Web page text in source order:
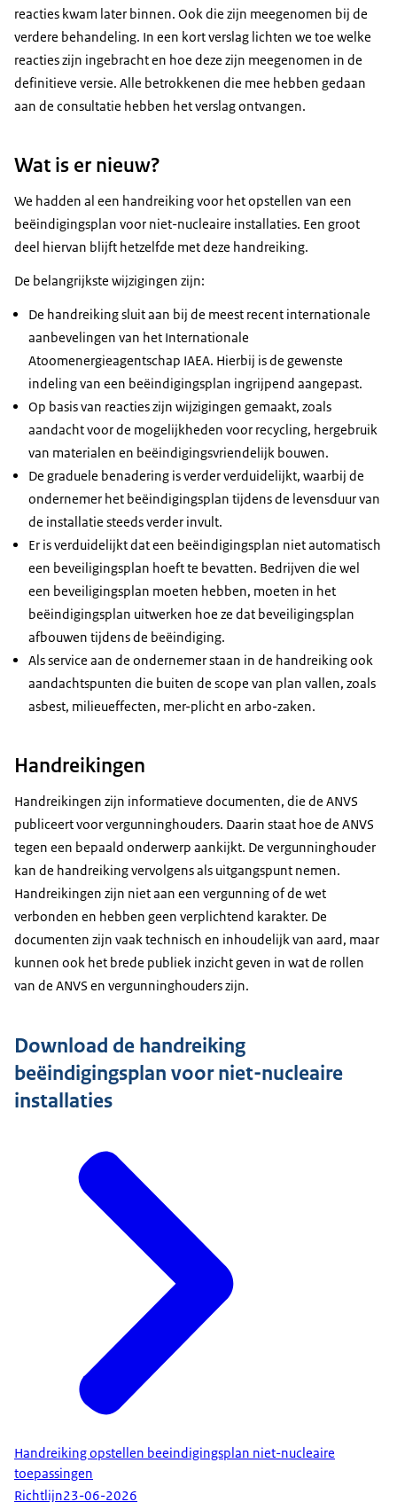
reacties kwam later binnen. Ook die zijn meegenomen bij de
verdere behandeling. In een kort verslag lichten we toe welke
reacties zijn ingebracht en hoe deze zijn meegenomen in de
definitieve versie. Alle betrokkenen die mee hebben gedaan
aan de consultatie hebben het verslag ontvangen.
Wat is er nieuw?
We hadden al een handreiking voor het opstellen van een
beëindigingsplan voor niet-nucleaire installaties. Een groot
deel hiervan blijft hetzelfde met deze handreiking.
De belangrijkste wijzigingen zijn:
De handreiking sluit aan bij de meest recent internationale
aanbevelingen van het Internationale
Atoomenergieagentschap IAEA. Hierbij is de gewenste
indeling van een beëindigingsplan ingrijpend aangepast.
Op basis van reacties zijn wijzigingen gemaakt, zoals
aandacht voor de mogelijkheden voor recycling, hergebruik
van materialen en beëindigingsvriendelijk bouwen.
De graduele benadering is verder verduidelijkt, waarbij de
ondernemer het beëindigingsplan tijdens de levensduur van
de installatie steeds verder invult.
Er is verduidelijkt dat een beëindigingsplan niet automatisch
een beveiligingsplan hoeft te bevatten. Bedrijven die wel
een beveiligingsplan moeten hebben, moeten in het
beëindigingsplan uitwerken hoe ze dat beveiligingsplan
afbouwen tijdens de beëindiging.
Als service aan de ondernemer staan in de handreiking ook
aandachtspunten die buiten de scope van plan vallen, zoals
asbest, milieueffecten, mer-plicht en arbo-zaken.
Handreikingen
Handreikingen zijn informatieve documenten, die de ANVS
publiceert voor vergunninghouders. Daarin staat hoe de ANVS
tegen een bepaald onderwerp aankijkt. De vergunninghouder
kan de handreiking vervolgens als uitgangspunt nemen.
Handreikingen zijn niet aan een vergunning of de wet
verbonden en hebben geen verplichtend karakter. De
documenten zijn vaak technisch en inhoudelijk van aard, maar
kunnen ook het brede publiek inzicht geven in wat de rollen
van de ANVS en vergunninghouders zijn.
Download de handreiking
beëindigingsplan voor niet-nucleaire
installaties
Handreiking opstellen beeindigingsplan niet-nucleaire
toepassingen
Richtlijn23-06-2026